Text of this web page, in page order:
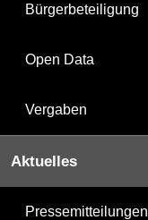
Bürgerbeteiligung
Open Data
Vergaben
Aktuelles
Pressemitteilungen